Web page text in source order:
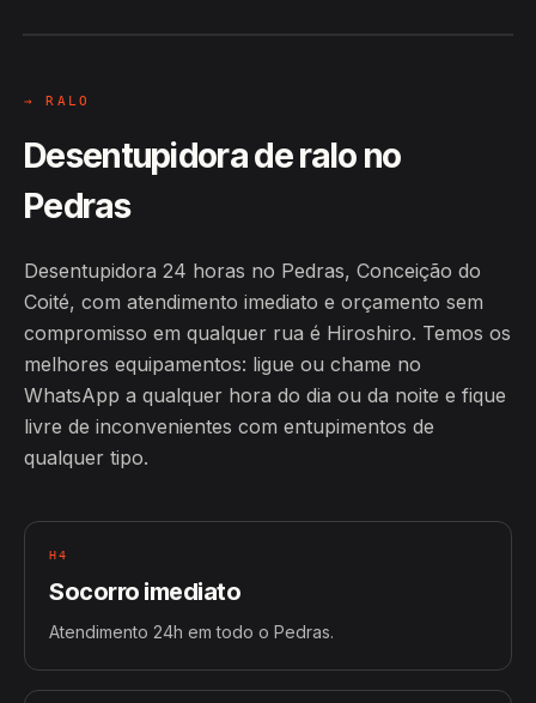
→ RALO
Desentupidora de ralo no
Pedras
Desentupidora 24 horas no Pedras, Conceição do
Coité, com atendimento imediato e orçamento sem
compromisso em qualquer rua é Hiroshiro. Temos os
melhores equipamentos: ligue ou chame no
WhatsApp a qualquer hora do dia ou da noite e fique
livre de inconvenientes com entupimentos de
qualquer tipo.
H4
Socorro imediato
Atendimento 24h em todo o Pedras.